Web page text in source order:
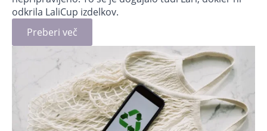
odkrila LaliCup izdelkov.
Preberi več